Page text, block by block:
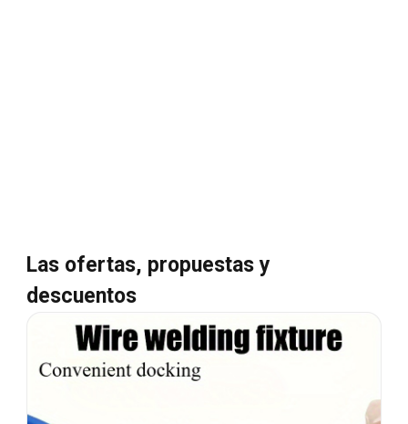
Las ofertas, propuestas y
descuentos